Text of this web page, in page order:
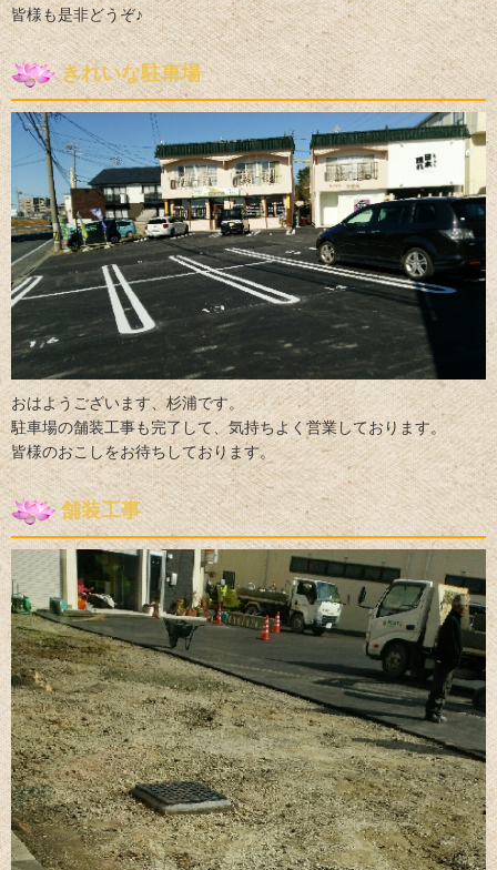
皆様も是非どうぞ♪
きれいな駐車場
おはようございます、杉浦です。
駐車場の舗装工事も完了して、気持ちよく営業しております。
皆様のおこしをお待ちしております。
舗装工事